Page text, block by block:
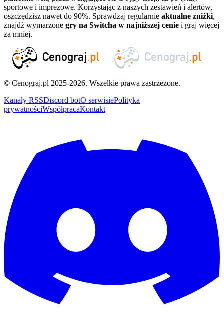
sportowe i imprezowe. Korzystając z naszych zestawień i alertów,
oszczędzisz nawet do 90%. Sprawdzaj regularnie aktualne zniżki,
znajdź wymarzone gry na Switcha w najniższej cenie i graj więcej
za mniej.
© Cenograj.pl 2025-2026. Wszelkie prawa zastrzeżone.
Kanały RSSDiscord botO serwisiePolityka
prywatnościWspółpracaKontakt